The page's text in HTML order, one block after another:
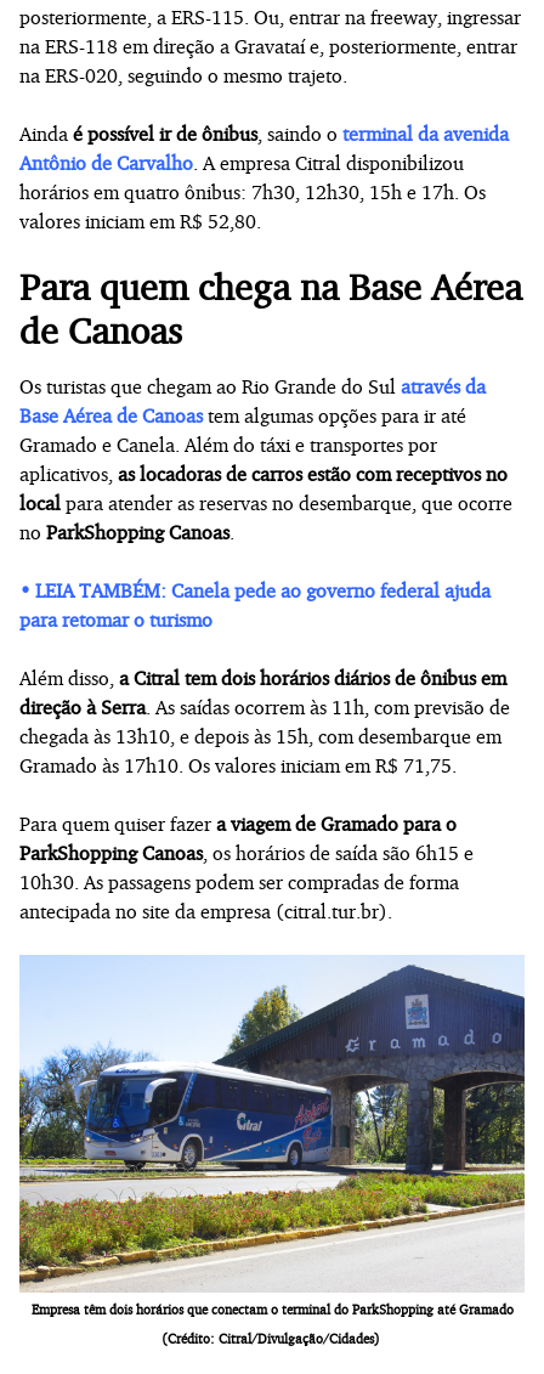
posteriormente, a ERS-115. Ou, entrar na freeway, ingressar
na ERS-118 em direção a Gravataí e, posteriormente, entrar
na ERS-020, seguindo o mesmo trajeto.
Ainda é possível ir de ônibus, saindo o terminal da avenida
Antônio de Carvalho. A empresa Citral disponibilizou
horários em quatro ônibus: 7h30, 12h30, 15h e 17h. Os
valores iniciam em R$ 52,80.
Para quem chega na Base Aérea
de Canoas
Os turistas que chegam ao Rio Grande do Sul através da
Base Aérea de Canoastem algumas opções para ir até
Gramado e Canela. Além do táxi e transportes por
aplicativos, as locadoras de carros estão com receptivos no
local para atender as reservas no desembarque, que ocorre
no ParkShopping Canoas.
• LEIA TAMBÉM: Canela pede ao governo federal ajuda
para retomar o turismo
Além disso, a Citral tem dois horários diários de ônibus em
direção à Serra. As saídas ocorrem às 11h, com previsão de
chegada às 13h10, e depois às 15h, com desembarque em
Gramado às 17h10. Os valores iniciam em R$ 71,75.
Para quem quiser fazer a viagem de Gramado para o
ParkShopping Canoas, os horários de saída são 6h15 e
10h30. As passagens podem ser compradas de forma
antecipada no site da empresa (citral.tur.br).
Empresa têm dois horários que conectam o terminal do ParkShopping até Gramado
(Crédito: Citral/Divulgação/Cidades)